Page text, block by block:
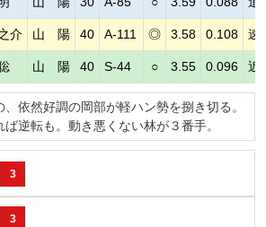
介 山 陽 40 A-111 ◎ 3.58 0.108 速
山 陽 40 S-44 ○ 3.55 0.096 近
、依然好調の岡部が軽ハン勢を捌き切る。
逆転も。動き悪くない林が３番手。
3
3